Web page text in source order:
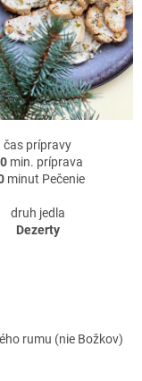
čas prípravy
min. príprava
minut Pečenie
druh jedla
Dezerty
rumu (nie Božkov)